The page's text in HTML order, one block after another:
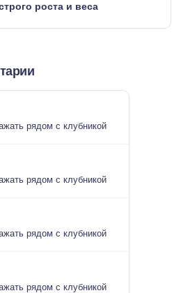
роста и веса
рядом с клубникой
рядом с клубникой
рядом с клубникой
рядом с клубникой